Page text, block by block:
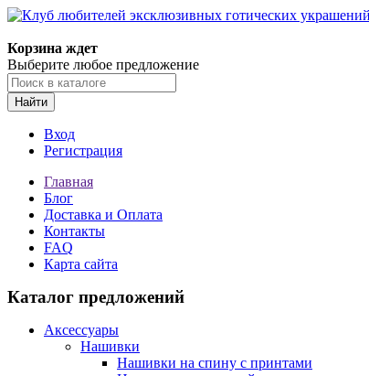
Корзина ждет
Выберите любое предложение
Найти
Вход
Регистрация
Главная
Блог
Доставка и Оплата
Контакты
FAQ
Карта сайта
Каталог предложений
Аксессуары
Нашивки
Нашивки на спину с принтами